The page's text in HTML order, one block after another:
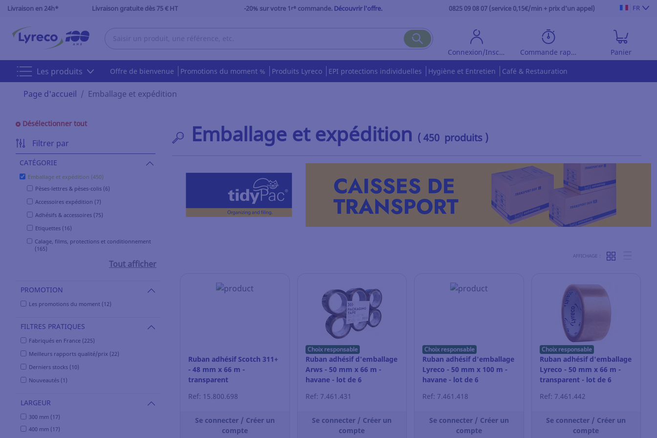
Livraison en 24h* Livraison gratuite dès 75 € HT -20% sur votre 1ʳᵉ commande. Découvrir l'offre. 0825 09 08 07 (service 0,15€/min + prix d'un appel) FR
Connexion/Inscription Commande rapide Panier
Les produits Offre de bienvenue Promotions du moment % Produits Lyreco EPI protections individuelles Hygiène et Entretien Café & Restauration
Page d'accueil Emballage et expédition
Désélectionner tout
Filtrer par
CATÉGORIE
Emballage et expédition (450)
Pèses-lettres & pèses-colis (6)
Accessoires expédition (7)
Adhésifs & accessoires (75)
Etiquettes (16)
Calage, films, protections et conditionnement
(165)
Tout afficher
PROMOTION
Les promotions du moment (12)
FILTRES PRATIQUES
Fabriqués en France (225)
Meilleurs rapports qualité/prix (22)
Derniers stocks (10)
Nouveautés (1)
LARGEUR
300 mm (17)
400 mm (17)
Emballage et expédition ( 450 produits )
AFFICHAGE :
Ruban adhésif Scotch 311+
- 48 mm x 66 m -
transparent
Ref: 15.800.698
Se connecter / Créer un
compte
Choix responsable
Ruban adhésif d'emballage
Arws - 50 mm x 66 m -
havane - lot de 6
Ref: 7.461.431
Se connecter / Créer un
compte
Choix responsable
Ruban adhésif d'emballage
Lyreco - 50 mm x 100 m -
havane - lot de 6
Ref: 7.461.418
Se connecter / Créer un
compte
Choix responsable
Ruban adhésif d'emballage
Lyreco - 50 mm x 66 m -
transparent - lot de 6
Ref: 7.461.442
Se connecter / Créer un
compte